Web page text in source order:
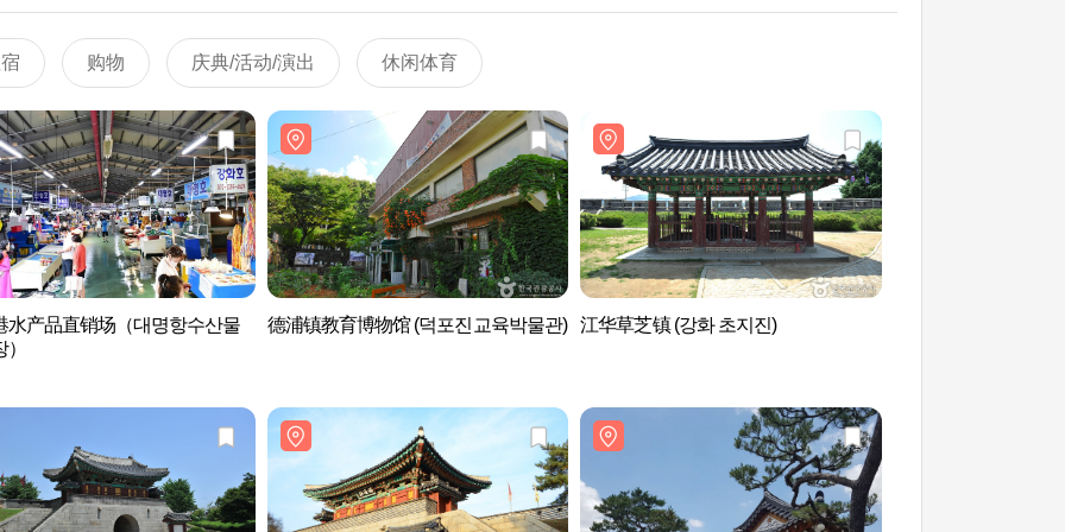
购物 庆典/活动/演出 休闲体育
水产品直销场（대명항수산물
德浦镇教育博物馆 (덕포진교육박물관) 江华草芝镇 (강화 초지진)